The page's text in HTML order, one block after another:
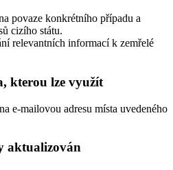
povaze konkrétního případu a
cizího státu.
relevantních informací k zemřelé
kterou lze využít
e-mailovou adresu místa uvedeného
aktualizován